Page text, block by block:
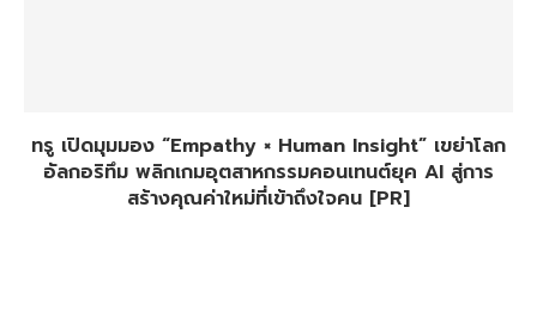
ทรู เปิดมุมมอง “Empathy × Human Insight” เขย่าโลก
อัลกอริทึม พลิกเกมอุตสาหกรรมคอนเทนต์ยุค AI สู่การ
สร้างคุณค่าใหม่ที่เข้าถึงใจคน [PR]